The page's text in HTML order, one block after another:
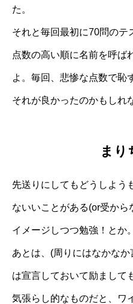
た。
それと毎回最初に70問のテ
点数の高い順に名前を呼ば
よ。毎回、悲惨な点数で恥
それが良かったのかもしれ
まり
先送りにしてもどうしよう
ないいことがある(or受か
イメージしつつ勉強！とか。
あとは、(周りにはなかな
は宣言しておいて励まして
気張らし的なものだと、ワ